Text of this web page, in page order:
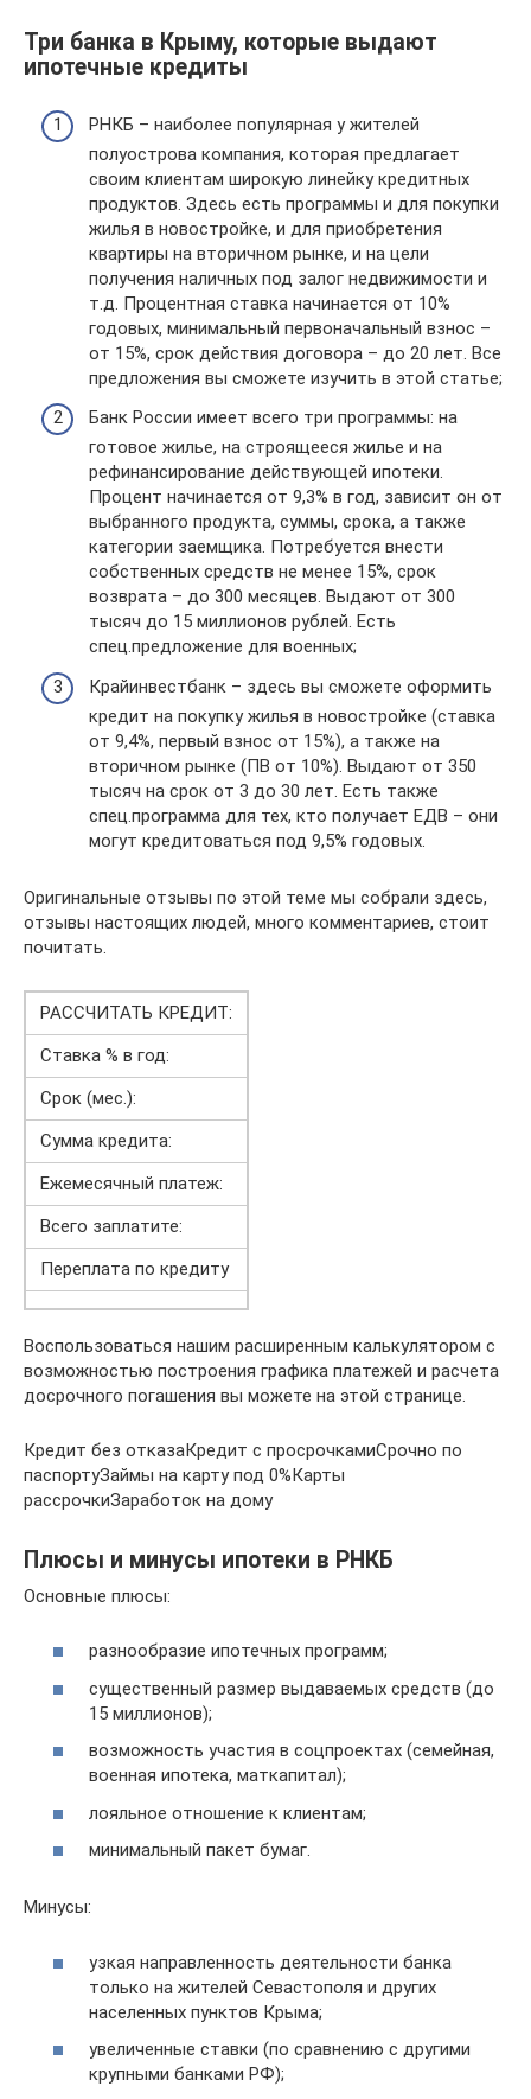
Три банка в Крыму, которые выдают
ипотечные кредиты
РНКБ – наиболее популярная у жителей
полуострова компания, которая предлагает
своим клиентам широкую линейку кредитных
продуктов. Здесь есть программы и для покупки
жилья в новостройке, и для приобретения
квартиры на вторичном рынке, и на цели
получения наличных под залог недвижимости и
т.д. Процентная ставка начинается от 10%
годовых, минимальный первоначальный взнос –
от 15%, срок действия договора – до 20 лет. Все
предложения вы сможете изучить в этой статье;
Банк России имеет всего три программы: на
готовое жилье, на строящееся жилье и на
рефинансирование действующей ипотеки.
Процент начинается от 9,3% в год, зависит он от
выбранного продукта, суммы, срока, а также
категории заемщика. Потребуется внести
собственных средств не менее 15%, срок
возврата – до 300 месяцев. Выдают от 300
тысяч до 15 миллионов рублей. Есть
спец.предложение для военных;
Крайинвестбанк – здесь вы сможете оформить
кредит на покупку жилья в новостройке (ставка
от 9,4%, первый взнос от 15%), а также на
вторичном рынке (ПВ от 10%). Выдают от 350
тысяч на срок от 3 до 30 лет. Есть также
спец.программа для тех, кто получает ЕДВ – они
могут кредитоваться под 9,5% годовых.
Оригинальные отзывы по этой теме мы собрали здесь,
отзывы настоящих людей, много комментариев, стоит
почитать.
РАССЧИТАТЬ КРЕДИТ:
Ставка % в год:
Срок (мес.):
Сумма кредита:
Ежемесячный платеж:
Всего заплатите:
Переплата по кредиту
Воспользоваться нашим расширенным калькулятором с
возможностью построения графика платежей и расчета
досрочного погашения вы можете на этой странице.
Кредит без отказаКредит с просрочкамиСрочно по
паспортуЗаймы на карту под 0%Карты
рассрочкиЗаработок на дому
Плюсы и минусы ипотеки в РНКБ
Основные плюсы:
разнообразие ипотечных программ;
существенный размер выдаваемых средств (до
15 миллионов);
возможность участия в соцпроектах (семейная,
военная ипотека, маткапитал);
лояльное отношение к клиентам;
минимальный пакет бумаг.
Минусы:
узкая направленность деятельности банка
только на жителей Севастополя и других
населенных пунктов Крыма;
увеличенные ставки (по сравнению с другими
крупными банками РФ);